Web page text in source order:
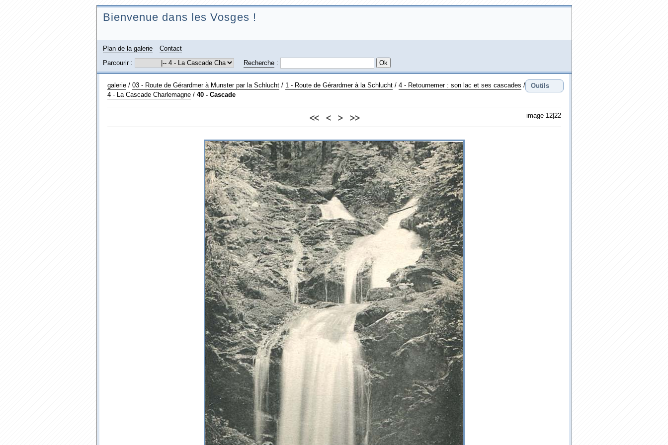
Bienvenue dans les Vosges !
Plan de la galerie
Contact
Parcourir :
Recherche:
Outils
galerie/ 03 - Route de Gérardmer à Munster par la Schlucht/ 1 - Route de Gérardmer à la Schlucht/ 4 - Retournemer : son lac et ses cascades /
4 - La Cascade Charlemagne/ 40 - Cascade
image 12|22
<< < > >>